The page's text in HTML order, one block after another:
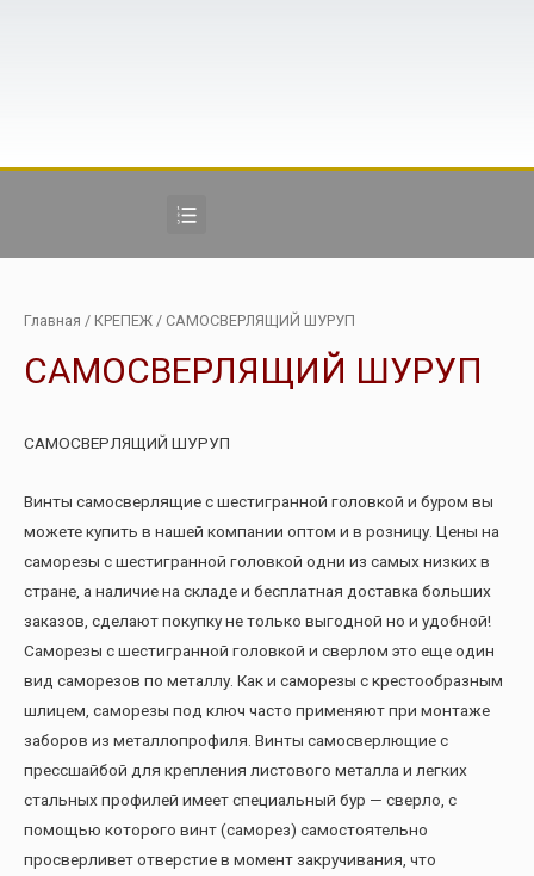
Главная / КРЕПЕЖ / САМОСВЕРЛЯЩИЙ ШУРУП
САМОСВЕРЛЯЩИЙ ШУРУП
САМОСВЕРЛЯЩИЙ ШУРУП
Винты самосверлящие с шестигранной головкой и буром вы
можете купить в нашей компании оптом и в розницу. Цены на
саморезы с шестигранной головкой одни из самых низких в
стране, а наличие на складе и бесплатная доставка больших
заказов, сделают покупку не только выгодной но и удобной!
Саморезы с шестигранной головкой и сверлом это еще один
вид саморезов по металлу. Как и саморезы с крестообразным
шлицем, саморезы под ключ часто применяют при монтаже
заборов из металлопрофиля. Винты самосверлющие с
прессшайбой для крепления листового металла и легких
стальных профилей имеет специальный бур — сверло, с
помощью которого винт (саморез) самостоятельно
просверливет отверстие в момент закручивания, что